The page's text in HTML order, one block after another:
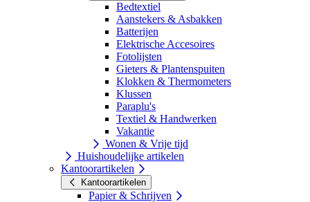
Bedtextiel
Aanstekers & Asbakken
Batterijen
Elektrische Accesoires
Fotolijsten
Gieters & Plantenspuiten
Klokken & Thermometers
Klussen
Paraplu's
Textiel & Handwerken
Vakantie
Wonen & Vrije tijd
Huishoudelijke artikelen
Kantoorartikelen
Kantoorartikelen
Papier & Schrijven